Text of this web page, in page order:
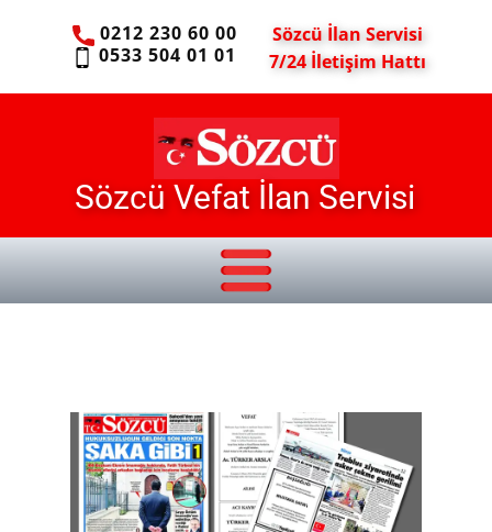
0212 230 60 00
0533 504 01 01
Sözcü İlan Servisi
7/24 İletişim Hattı
Sözcü Vefat İlan Servisi